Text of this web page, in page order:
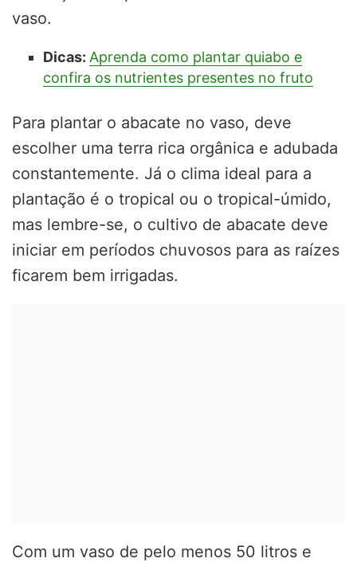
vaso.
Dicas: Aprenda como plantar quiabo e
confira os nutrientes presentes no fruto
Para plantar o abacate no vaso, deve
escolher uma terra rica orgânica e adubada
constantemente. Já o clima ideal para a
plantação é o tropical ou o tropical-úmido,
mas lembre-se, o cultivo de abacate deve
iniciar em períodos chuvosos para as raízes
ficarem bem irrigadas.
Com um vaso de pelo menos 50 litros e